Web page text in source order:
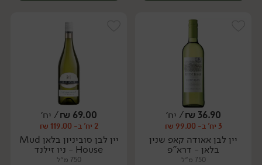
יח׳ יח׳
36.90
₪/ יח׳
3 יח' ב- 99.00 ₪
יין לבן אאודה קאפ שנין
בלאן - דרא"פ
750 מ״ל
69.00
₪/ יח׳
2 יח' ב- 119.00 ₪
יין לבן סוביניון בלאן Mud
House - ניו זילנד
750 מ״ל